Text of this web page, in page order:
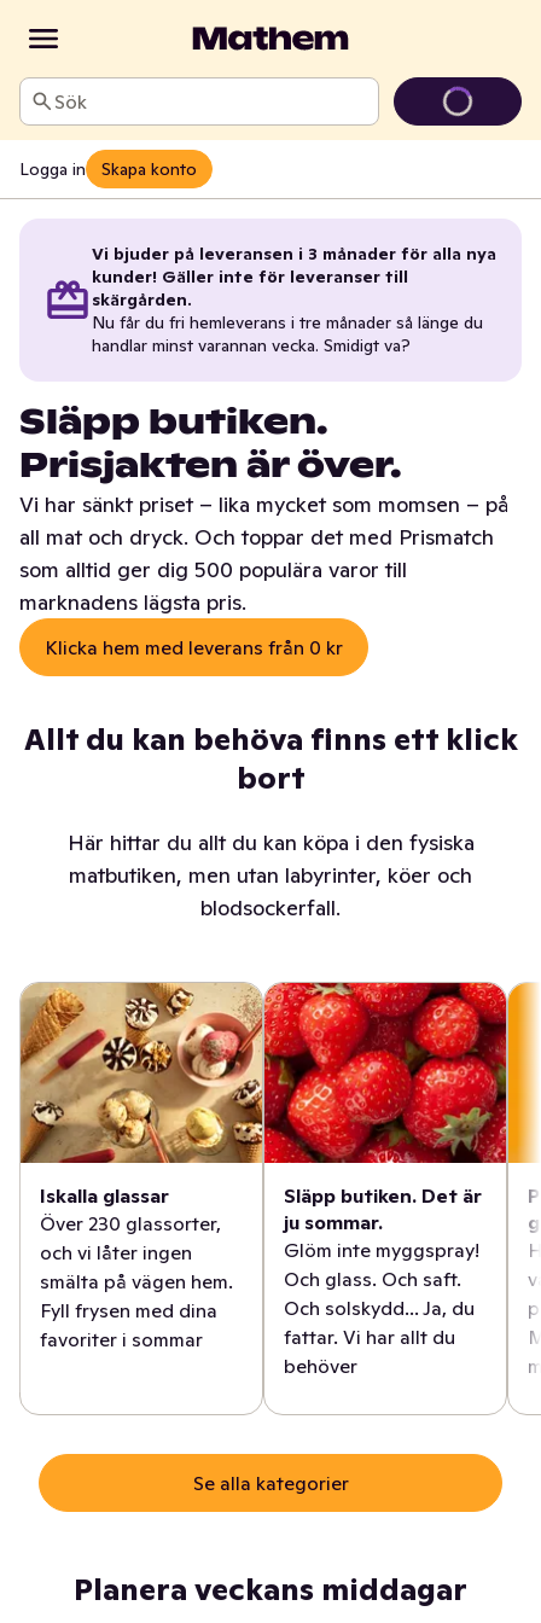
Sök
Logga in Skapa konto
Vi bjuder på leveransen i 3 månader för alla nya
kunder! Gäller inte för leveranser till
skärgården.
Nu får du fri hemleverans i tre månader så länge du
handlar minst varannan vecka. Smidigt va?
Släpp butiken.
Prisjakten är över.
Vi har sänkt priset – lika mycket som momsen – på
all mat och dryck. Och toppar det med Prismatch
som alltid ger dig 500 populära varor till
marknadens lägsta pris.
Klicka hem med leverans från 0 kr
Allt du kan behöva finns ett klick
bort
Här hittar du allt du kan köpa i den fysiska
matbutiken, men utan labyrinter, köer och
blodsockerfall.
Iskalla glassar
Över 230 glassorter,
och vi låter ingen
smälta på vägen hem.
Fyll frysen med dina
favoriter i sommar
Släpp butiken. Det är
ju sommar.
Glöm inte myggspray!
Och glass. Och saft.
Och solskydd... Ja, du
fattar. Vi har allt du
behöver
Se alla kategorier
Planera veckans middagar